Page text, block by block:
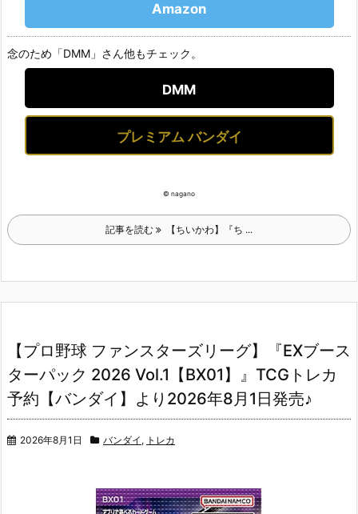
Amazon
念のため「DMM」さん他もチェック。
DMM
プレミアム バンダイ
© nagano
記事を読む 【ちいかわ】『ち ...
【プロ野球 ファンスターズリーグ】『EXブース
ターパック 2026 Vol.1【BX01】』TCGトレカ
予約【バンダイ】より2026年8月1日発売♪
2026年8月1日 バンダイ , トレカ